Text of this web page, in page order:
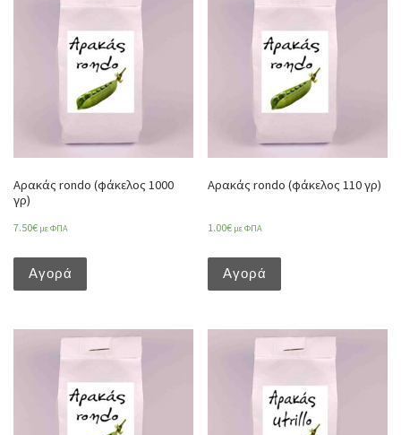
Αρακάς rondo (φάκελος 1000
γρ)
7.50€ με ΦΠΑ
Αγορά
Αρακάς rondo (φάκελος 110 γρ)
1.00€ με ΦΠΑ
Αγορά